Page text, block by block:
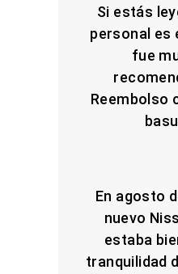
Si estás
personal es
fue
Reembolso
En agosto
nuevo
estaba
tranquilidad